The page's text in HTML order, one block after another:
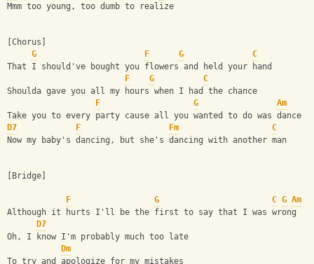
Mmm too young, too dumb to realize
[Chorus]
G
F G
C
That I should've bought you flowers and held your hand
F
G
C
Shoulda gave you all my hours when I had the chance
F
G
Am
Take you to every party cause all you wanted to do was dance
D7
F Fm
C
Now my baby's dancing, but she's dancing with another man
[Bridge]
F G C G Am
Although it hurts I'll be the first to say that I was wrong
D7
Oh, I know I'm probably much too late
Dm
To try and apologize for my mistakes